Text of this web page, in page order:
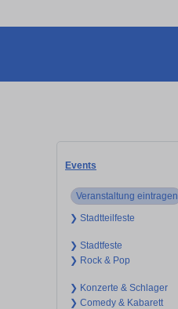
Events
Veranstaltung eintragen
❯ Stadtteilfeste
❯ Stadtfeste
❯ Rock & Pop
❯ Konzerte & Schlager
❯ Comedy & Kabarett